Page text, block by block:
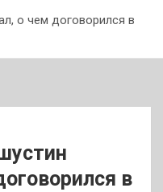
о чем договорился в
в